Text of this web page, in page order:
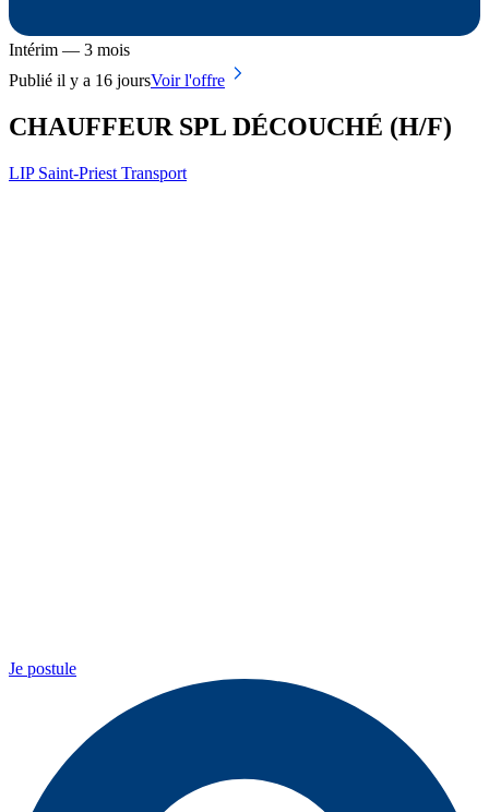
Intérim — 3 mois
Publié il y a 16 joursVoir l'offre
CHAUFFEUR SPL DÉCOUCHÉ (H/F)
LIP Saint-Priest Transport
Je postule